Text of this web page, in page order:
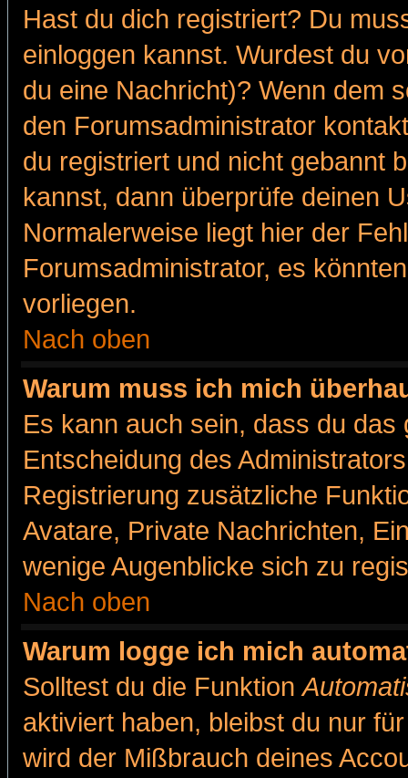
Hast du dich registriert? Du
einloggen kannst. Wurdest du
du eine Nachricht)? Wenn dem
den Forumsadministrator
du registriert und nicht gebannt
kannst, dann überprüfe deinen
Normalerweise liegt hier der
Forumsadministrator, es
vorliegen.
Nach oben
Warum muss ich mich
Es kann auch sein, dass du
Entscheidung des
Registrierung zusätzliche
Avatare, Private Nachrichten,
wenige Augenblicke sich zu
Nach oben
Warum logge ich mich
Solltest du die Funktion
aktiviert haben, bleibst du nur
wird der Mißbrauch deines